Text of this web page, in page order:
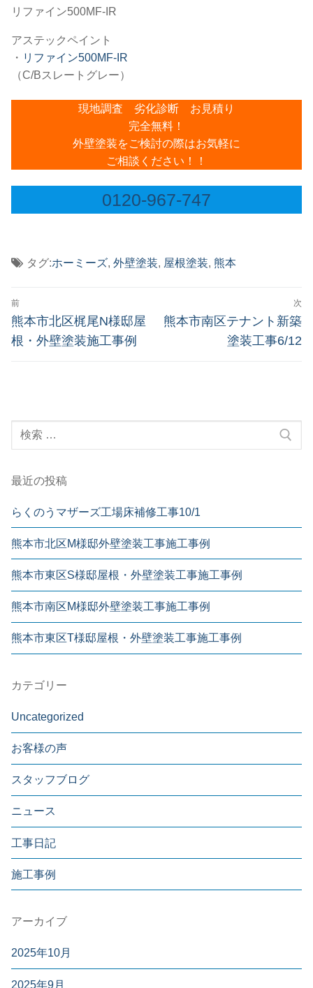
リファイン500MF-IR
アステックペイント
・ リファイン500MF-IR
（C/Bスレートグレー）
現地調査 劣化診断 お見積り
完全無料！
外壁塗装をご検討の際はお気軽に
ご相談ください！！
0120-967-747
タグ:ホーミーズ, 外壁塗装, 屋根塗装, 熊本
投
稿
ナ
シ
ン
前
前
の
熊本市北区梶尾N様邸屋
根・外壁塗装施工事例
次
次
熊本市南区テナント新築
塗装工事6/12
最近の投稿
らくのうマザーズ工場床補修工事10/1
熊本市北区M様邸外壁塗装工事施工事例
熊本市東区S様邸屋根・外壁塗装工事施工事例
熊本市南区M様邸外壁塗装工事施工事例
熊本市東区T様邸屋根・外壁塗装工事施工事例
カテゴリー
Uncategorized
お客様の声
スタッフブログ
ニュース
工事日記
施工事例
アーカイブ
2025年10月
2025年9月